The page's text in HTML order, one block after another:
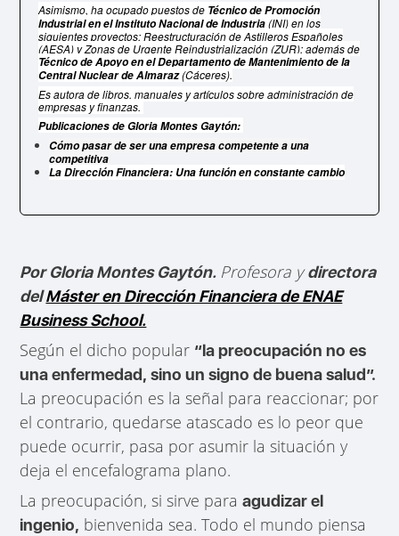
Asimismo, ha ocupado puestos de Técnico de Promoción
Industrial en el Instituto Nacional de Industria(INI) en los
siguientes proyectos: Reestructuración de Astilleros Españoles
(AESA) y Zonas de Urgente Reindustrialización (ZUR); además de
Técnico de Apoyo en el Departamento de Mantenimiento de la
Central Nuclear de Almaraz(Cáceres).
Es autora de libros, manuales y artículos sobre administración de
empresas y finanzas.
Publicaciones de Gloria Montes Gaytón:
Cómo pasar de ser una empresa competente a una
competitiva
La Dirección Financiera: Una función en constante cambio
Por Gloria Montes Gaytón. Profesora ydirectora
delMáster en Dirección Financiera de ENAE
Business School.
Según el dicho popular “la preocupación no es
una enfermedad, sino un signo de buena salud”.
La preocupación es la señal para reaccionar; por
el contrario, quedarse atascado es lo peor que
puede ocurrir, pasa por asumir la situación y
deja el encefalograma plano.
La preocupación, si sirve paraagudizar el
ingenio, bienvenida sea. Todo el mundo piensa